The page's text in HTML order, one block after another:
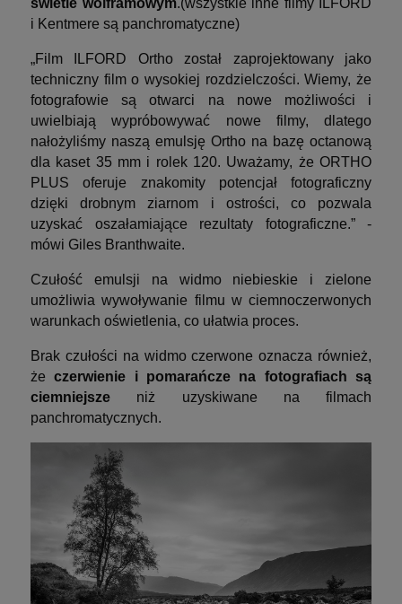
i Kentmere są panchromatyczne)
„Film ILFORD Ortho został zaprojektowany jako
techniczny film o wysokiej rozdzielczości. Wiemy, że
fotografowie są otwarci na nowe możliwości i
uwielbiają wypróbowywać nowe filmy, dlatego
nałożyliśmy naszą emulsję Ortho na bazę octanową
dla kaset 35 mm i rolek 120. Uważamy, że ORTHO
PLUS oferuje znakomity potencjał fotograficzny
dzięki drobnym ziarnom i ostrości, co pozwala
uzyskać oszałamiające rezultaty fotograficzne.” -
mówi Giles Branthwaite.
Czułość emulsji na widmo niebieskie i zielone
umożliwia wywoływanie filmu w ciemnoczerwonych
warunkach oświetlenia, co ułatwia proces.
Brak czułości na widmo czerwone oznacza również,
żeczerwienie i pomarańcze na fotografiach są
ciemniejsze niż uzyskiwane na filmach
panchromatycznych.